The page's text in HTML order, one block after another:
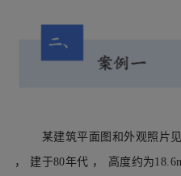
某建筑平面图和外观照片
， 建于80年代 ， 高度约为